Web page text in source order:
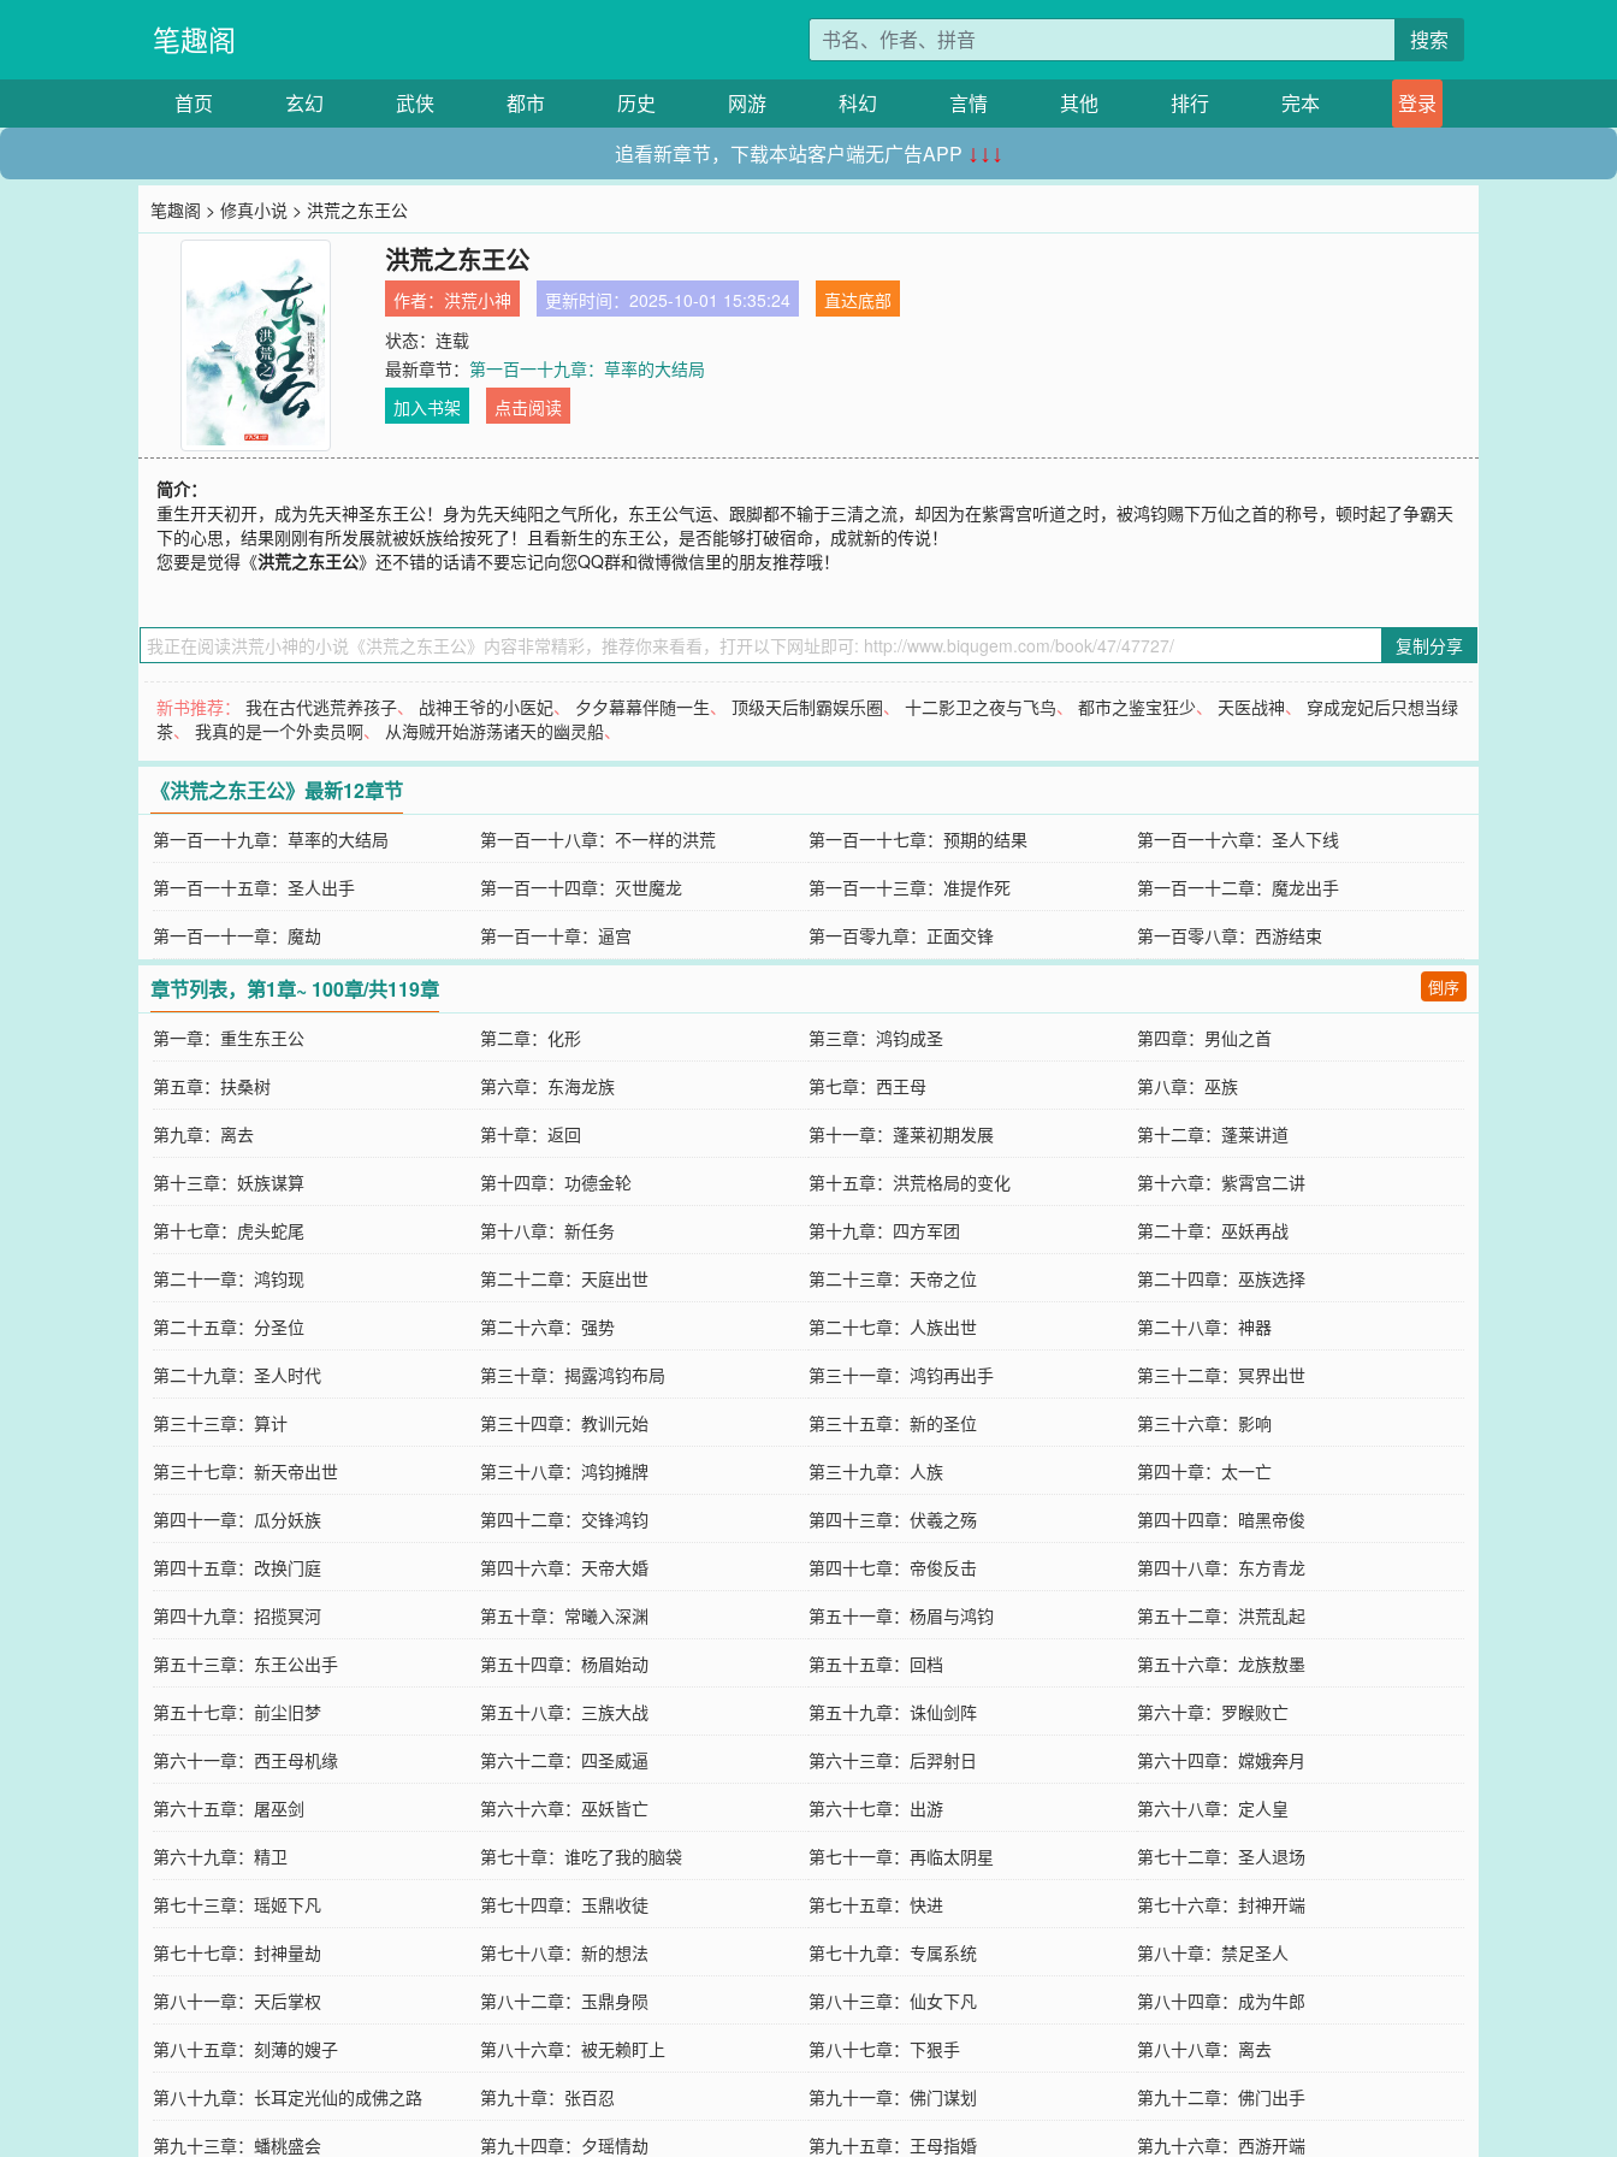
笔趣阁 搜索
首页 玄幻 武侠 都市 历史 网游 科幻 言情 其他 排行 完本
登录
追看新章节，下载本站客户端无广告APP ↓↓↓
笔趣阁 >修真小说 > 洪荒之东王公
洪荒之东王公
作者： 洪荒小神 更新时间：2025-10-01 15:35:24
直达底部
状态：连载
最新章节：第一百一十九章：草率的大结局
加入书架
点击阅读
简介：
重生开天初开，成为先天神圣东王公！身为先天纯阳之气所化，东王公气运、跟脚都不输于三清之流，却因为在紫霄宫听道之时，被鸿钧赐下万仙之首的称号，顿时起了争霸天
下的心思，结果刚刚有所发展就被妖族给按死了！且看新生的东王公，是否能够打破宿命，成就新的传说！
您要是觉得《洪荒之东王公》还不错的话请不要忘记向您QQ群和微博微信里的朋友推荐哦！
复制分享
新书推荐：我在古代逃荒养孩子、 战神王爷的小医妃、 夕夕幕幕伴随一生、顶级天后制霸娱乐圈、十二影卫之夜与飞鸟、都市之鉴宝狂少、 天医战神、 穿成宠妃后只想当绿
茶、我真的是一个外卖员啊、 从海贼开始游荡诸天的幽灵船、
《洪荒之东王公》最新12章节
第一百一十九章：草率的大结局 第一百一十八章：不一样的洪荒 第一百一十七章：预期的结果
第一百一十六章：圣人下线
第一百一十五章：圣人出手
第一百一十四章：灭世魔龙 第一百一十三章：准提作死
第一百一十二章：魔龙出手
第一百一十一章：魔劫
第一百一十章：逼宫 第一百零九章：正面交锋 第一百零八章：西游结束
章节列表，第1章~ 100章/共119章 倒序
第一章：重生东王公 第二章：化形 第三章：鸿钧成圣
第四章：男仙之首
第五章：扶桑树
第六章：东海龙族 第七章：西王母
第八章：巫族
第九章：离去
第十章：返回 第十一章：蓬莱初期发展
第十二章：蓬莱讲道
第十三章：妖族谋算
第十四章：功德金轮 第十五章：洪荒格局的变化
第十六章：紫霄宫二讲
第十七章：虎头蛇尾
第十八章：新任务 第十九章：四方军团
第二十章：巫妖再战
第二十一章：鸿钧现
第二十二章：天庭出世 第二十三章：天帝之位
第二十四章：巫族选择
第二十五章：分圣位
第二十六章：强势 第二十七章：人族出世
第二十八章：神器
第二十九章：圣人时代
第三十章：揭露鸿钧布局 第三十一章：鸿钧再出手
第三十二章：冥界出世
第三十三章：算计
第三十四章：教训元始 第三十五章：新的圣位
第三十六章：影响
第三十七章：新天帝出世
第三十八章：鸿钧摊牌 第三十九章：人族
第四十章：太一亡
第四十一章：瓜分妖族
第四十二章：交锋鸿钧 第四十三章：伏羲之殇
第四十四章：暗黑帝俊
第四十五章：改换门庭
第四十六章：天帝大婚 第四十七章：帝俊反击
第四十八章：东方青龙
第四十九章：招揽冥河
第五十章：常曦入深渊 第五十一章：杨眉与鸿钧
第五十二章：洪荒乱起
第五十三章：东王公出手
第五十四章：杨眉始动 第五十五章：回档
第五十六章：龙族敖墨
第五十七章：前尘旧梦
第五十八章：三族大战 第五十九章：诛仙剑阵
第六十章：罗睺败亡
第六十一章：西王母机缘
第六十二章：四圣威逼 第六十三章：后羿射日
第六十四章：嫦娥奔月
第六十五章：屠巫剑
第六十六章：巫妖皆亡 第六十七章：出游
第六十八章：定人皇
第六十九章：精卫
第七十章：谁吃了我的脑袋 第七十一章：再临太阴星
第七十二章：圣人退场
第七十三章：瑶姬下凡
第七十四章：玉鼎收徒 第七十五章：快进
第七十六章：封神开端
第七十七章：封神量劫
第七十八章：新的想法 第七十九章：专属系统
第八十章：禁足圣人
第八十一章：天后掌权
第八十二章：玉鼎身陨 第八十三章：仙女下凡
第八十四章：成为牛郎
第八十五章：刻薄的嫂子
第八十六章：被无赖盯上 第八十七章：下狠手
第八十八章：离去
第八十九章：长耳定光仙的成佛之路
第九十章：张百忍 第九十一章：佛门谋划
第九十二章：佛门出手
第九十三章：蟠桃盛会
第九十四章：夕瑶情劫 第九十五章：王母指婚 第九十六章：西游开端